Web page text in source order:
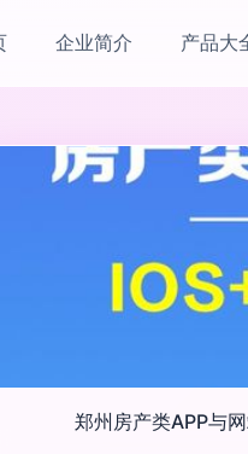
企业简介 产品大
郑州房产类APP与